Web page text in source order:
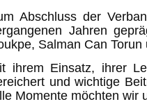
Abschluss der
Jahren
Salman Can
ihrem Einsatz, ihrer
und wichtige
Momente möchten wir